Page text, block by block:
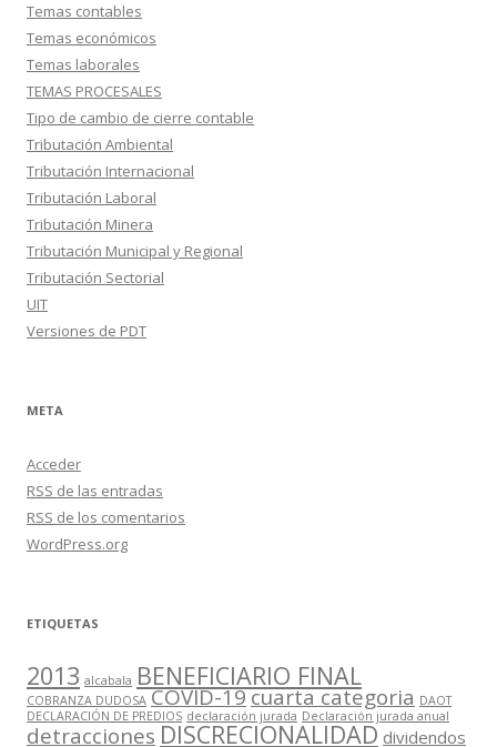
Temas contables
Temas económicos
Temas laborales
TEMAS PROCESALES
Tipo de cambio de cierre contable
Tributación Ambiental
Tributación Internacional
Tributación Laboral
Tributación Minera
Tributación Municipal y Regional
Tributación Sectorial
UIT
Versiones de PDT
META
Acceder
RSS de las entradas
RSS de los comentarios
WordPress.org
ETIQUETAS
2013 alcabala BENEFICIARIO FINAL
COBRANZA DUDOSA COVID-19cuarta categoria DAOT
DECLARACIÓN DE PREDIOS declaración jurada Declaración jurada anual
detracciones DISCRECIONALIDAD dividendos